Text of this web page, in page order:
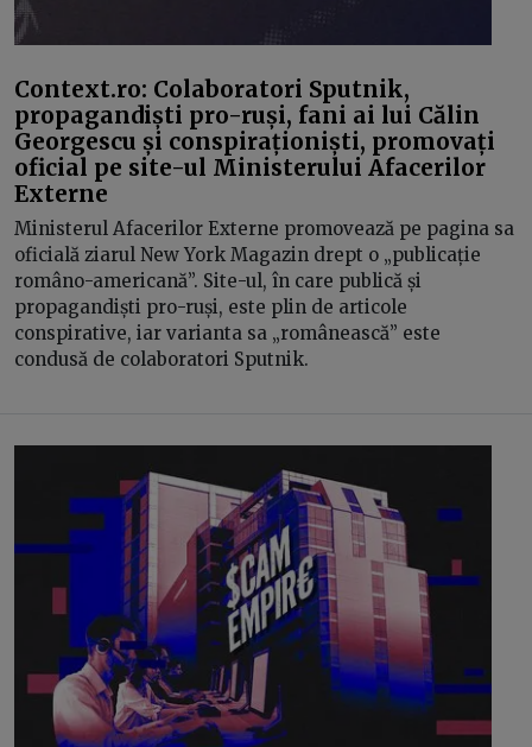
Context.ro: Colaboratori Sputnik,
propagandiști pro-ruși, fani ai lui Călin
Georgescu și conspiraționiști, promovați
oficial pe site-ul Ministerului Afacerilor
Externe
Ministerul Afacerilor Externe promovează pe pagina sa
oficială ziarul New York Magazin drept o „publicație
româno-americană”. Site-ul, în care publică și
propagandiști pro-ruși, este plin de articole
conspirative, iar varianta sa „românească” este
condusă de colaboratori Sputnik.